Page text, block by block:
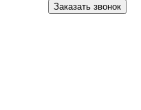
Заказать звонок